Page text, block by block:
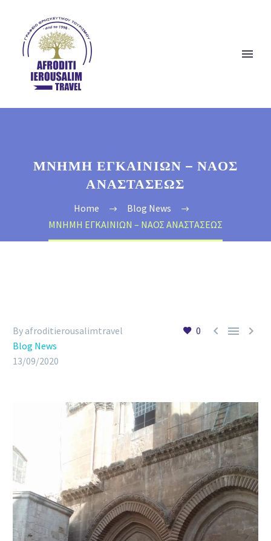
ΜΝΗΜΗ ΕΓΚΑΙΝΙΩΝ – ΝΑΟΣ
ΑΝΑΣΤΑΣΕΩΣ
Home
Blog News
ΜΝΗΜΗ ΕΓΚΑΙΝΙΩΝ – ΝΑΟΣ ΑΝΑΣΤΑΣΕΩΣ
0   
By afroditierousalimtravel
Blog News
13/09/2020